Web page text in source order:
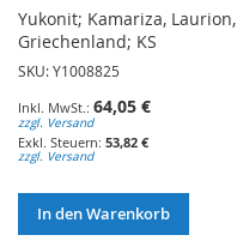
Yukonit; Kamariza, Laurion,
Griechenland; KS
SKU: Y1008825
64,05 €
zzgl. Versand
53,82 €
zzgl. Versand
In den Warenkorb